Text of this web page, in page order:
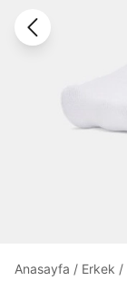
Anasayfa / Erkek /